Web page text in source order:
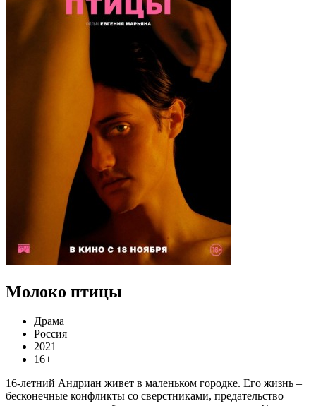
Молоко птицы
Драма
Россия
2021
16+
16-летний Андриан живет в маленьком городке. Его жизнь –
бесконечные конфликты со сверстниками, предательство